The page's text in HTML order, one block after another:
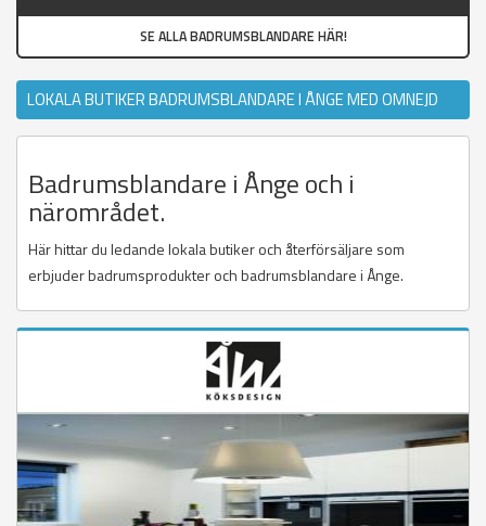
SE ALLA BADRUMSBLANDARE HÄR!
LOKALA BUTIKER BADRUMSBLANDARE I ÅNGE MED OMNEJD
Badrumsblandare i Ånge och i
närområdet.
Här hittar du ledande lokala butiker och återförsäljare som
erbjuder badrumsprodukter och badrumsblandare i Ånge.